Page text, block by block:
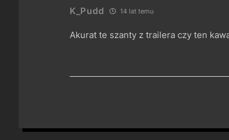
K_Pudd 14 lat temu
Akurat te szanty z trailera czy ten